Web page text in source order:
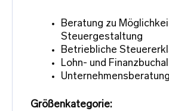
Beratung zu
Steuergestaltung
Betriebliche
Lohn- und
Unternehmensberatung
Größenkategorie: